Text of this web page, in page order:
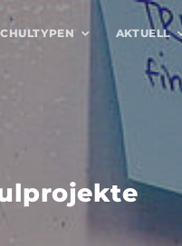
AKTUELL